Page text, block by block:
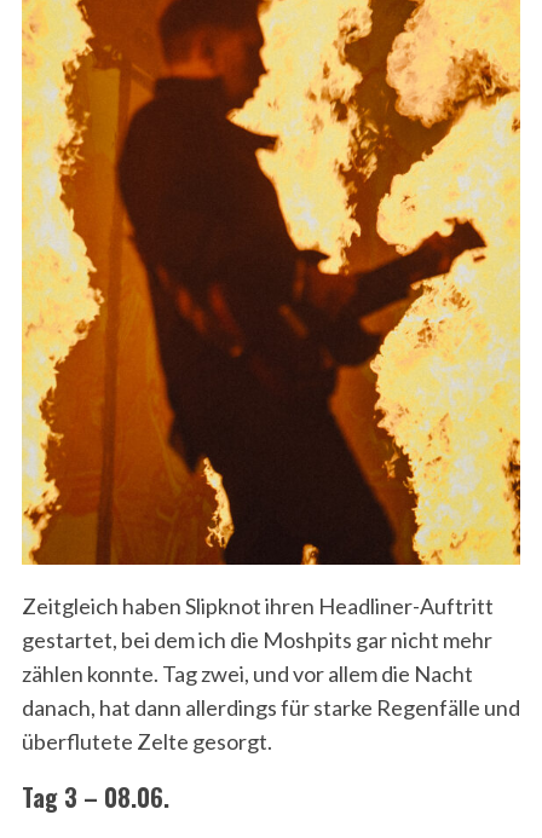
Zeitgleich haben Slipknot ihren Headliner-Auftritt
gestartet, bei dem ich die Moshpits gar nicht mehr
zählen konnte. Tag zwei, und vor allem die Nacht
danach, hat dann allerdings für starke Regenfälle und
überflutete Zelte gesorgt.
Tag 3 – 08.06.